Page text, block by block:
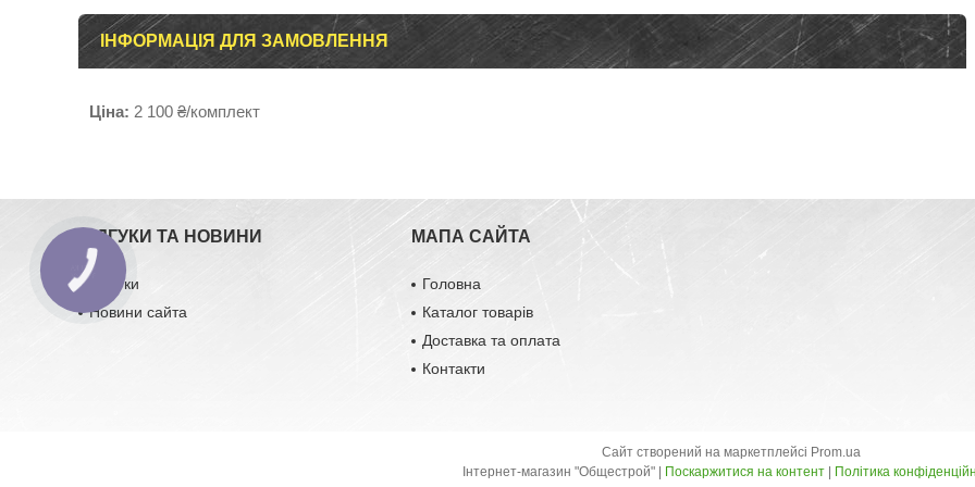
ІНФОРМАЦІЯ ДЛЯ ЗАМОВЛЕННЯ
Ціна: 2 100 ₴/комплект
ВІДГУКИ ТА НОВИНИ
Відгуки
Новини сайта
МАПА САЙТА
Головна
Каталог товарів
Доставка та оплата
Контакти
Сайт створений на маркетплейсі Prom.ua
Поскаржитися на контент Політика